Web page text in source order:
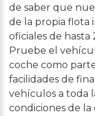
de saber que
de la propia flota
oficiales de hasta
Pruebe el
coche como
facilidades de
vehículos a toda
condiciones de la